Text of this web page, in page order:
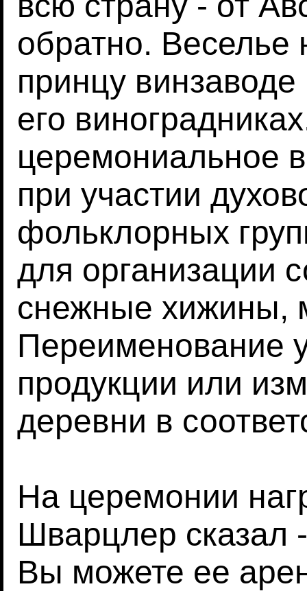
обратно.
принцу
его
церемониальное
при участии
фольклорных
для организации
снежные хижины,
Переименование
продукции или
деревни в
На церемонии
Шварцлер сказал
Вы можете ее